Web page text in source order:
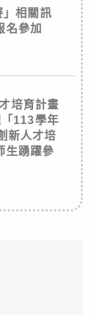
」相關訊
名參加
培育計畫
113學年
新人才培
生踴躍參